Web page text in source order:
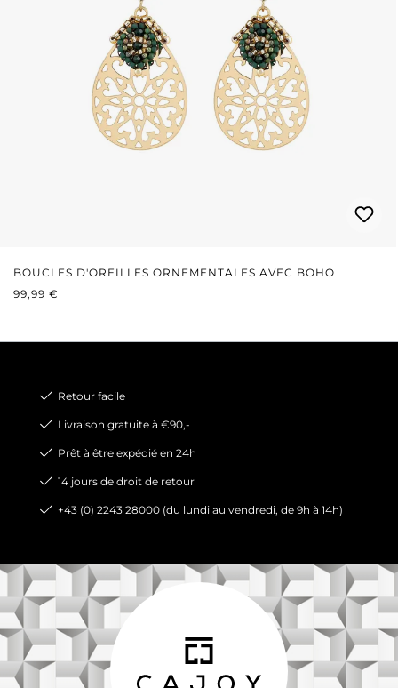
BOUCLES D'OREILLES ORNEMENTALES AVEC BOHO
PRIX RÉGULIER :
99,99 €
Retour facile
Livraison gratuite à €90,-
Prêt à être expédié en 24h
14 jours de droit de retour
+43 (0) 2243 28000 (du lundi au vendredi, de 9h à 14h)